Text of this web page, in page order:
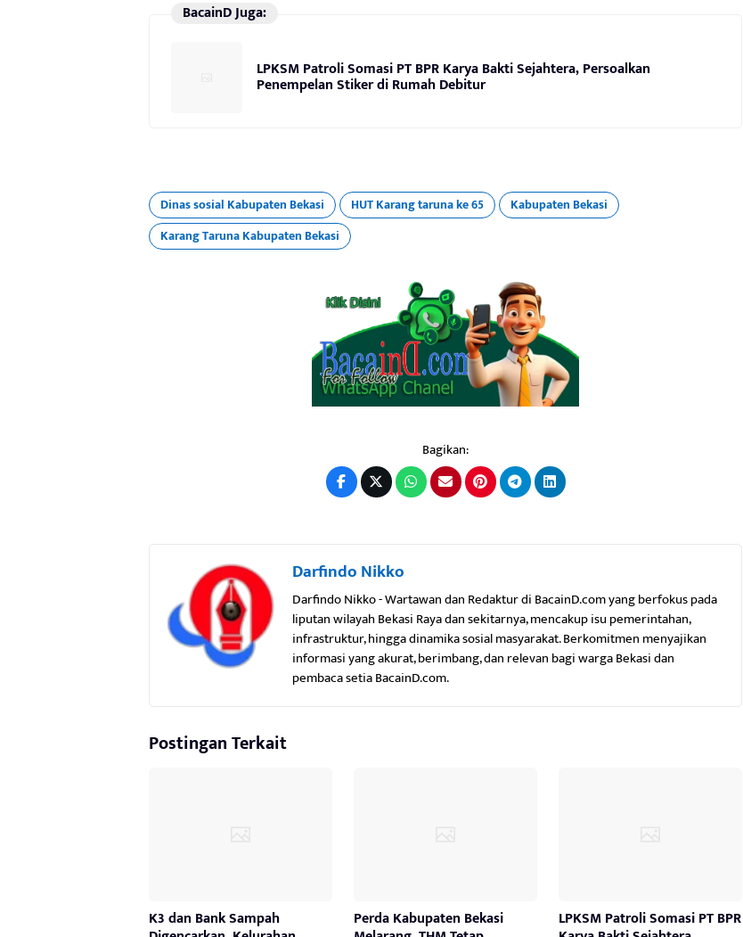
BacainD Juga:
LPKSM Patroli Somasi PT BPR Karya Bakti Sejahtera, Persoalkan
Penempelan Stiker di Rumah Debitur
Dinas sosial Kabupaten Bekasi HUT Karang taruna ke 65
Kabupaten Bekasi
Karang Taruna Kabupaten Bekasi
Bagikan:
Darfindo Nikko
Darfindo Nikko - Wartawan dan Redaktur di BacainD.com yang berfokus pada
liputan wilayah Bekasi Raya dan sekitarnya, mencakup isu pemerintahan,
infrastruktur, hingga dinamika sosial masyarakat. Berkomitmen menyajikan
informasi yang akurat, berimbang, dan relevan bagi warga Bekasi dan
pembaca setia BacainD.com.
Postingan Terkait
K3 dan Bank Sampah Perda Kabupaten Bekasi LPKSM Patroli Somasi PT BPR